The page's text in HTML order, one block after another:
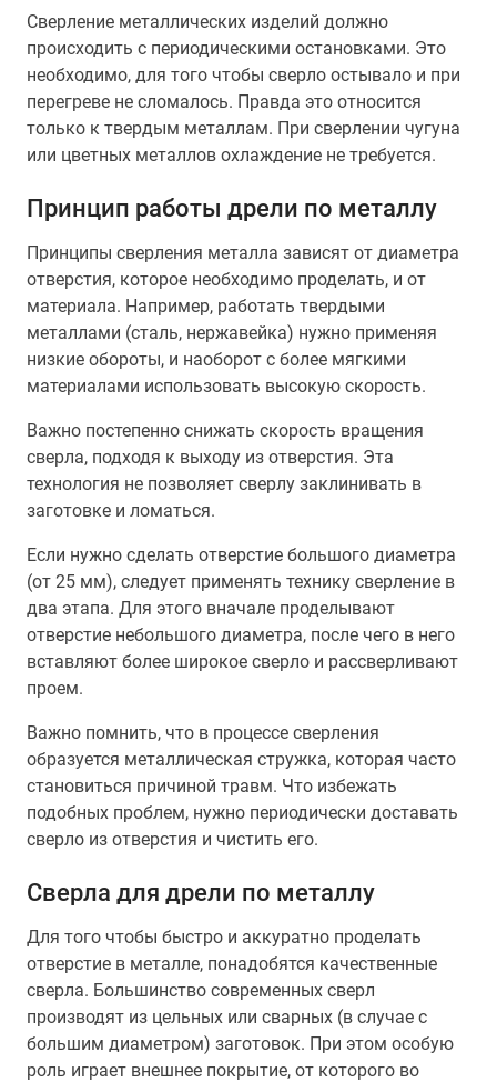
Сверление металлических изделий должно
происходить с периодическими остановками. Это
необходимо, для того чтобы сверло остывало и при
перегреве не сломалось. Правда это относится
только к твердым металлам. При сверлении чугуна
или цветных металлов охлаждение не требуется.
Принцип работы дрели по металлу
Принципы сверления металла зависят от диаметра
отверстия, которое необходимо проделать, и от
материала. Например, работать твердыми
металлами (сталь, нержавейка) нужно применяя
низкие обороты, и наоборот с более мягкими
материалами использовать высокую скорость.
Важно постепенно снижать скорость вращения
сверла, подходя к выходу из отверстия. Эта
технология не позволяет сверлу заклинивать в
заготовке и ломаться.
Если нужно сделать отверстие большого диаметра
(от 25 мм), следует применять технику сверление в
два этапа. Для этого вначале проделывают
отверстие небольшого диаметра, после чего в него
вставляют более широкое сверло и рассверливают
проем.
Важно помнить, что в процессе сверления
образуется металлическая стружка, которая часто
становиться причиной травм. Что избежать
подобных проблем, нужно периодически доставать
сверло из отверстия и чистить его.
Сверла для дрели по металлу
Для того чтобы быстро и аккуратно проделать
отверстие в металле, понадобятся качественные
сверла. Большинство современных сверл
производят из цельных или сварных (в случае с
большим диаметром) заготовок. При этом особую
роль играет внешнее покрытие, от которого во